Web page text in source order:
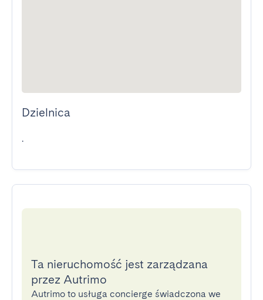
Dzielnica
.
Ta nieruchomość jest zarządzana
przez Autrimo
Autrimo to usługa concierge świadczona we